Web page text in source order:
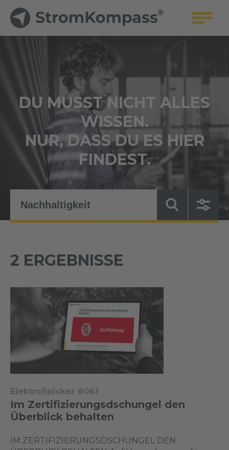
DU MUSST NICHT ALLES
WISSEN.
NUR, DASS DU ES HIER
FINDEST.
2 ERGEBNISSE
ElektroSpicker #061
Im Zertifizierungsdschungel den
Überblick behalten
IM ZERTIFIZIERUNGSDSCHUNGEL DEN